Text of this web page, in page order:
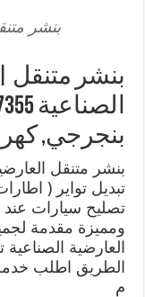
بنشر
بنشر متنقل
بنجرجي,
بنشر متنقل
تبديل تواير (
تصليح سيارات عند
ومميزة مقدمة
العارضية
الطريق اطلب
م